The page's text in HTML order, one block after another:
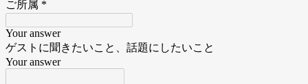
ご所属 *
Your answer
ゲストに聞きたいこと、話題にしたいこと
Your answer